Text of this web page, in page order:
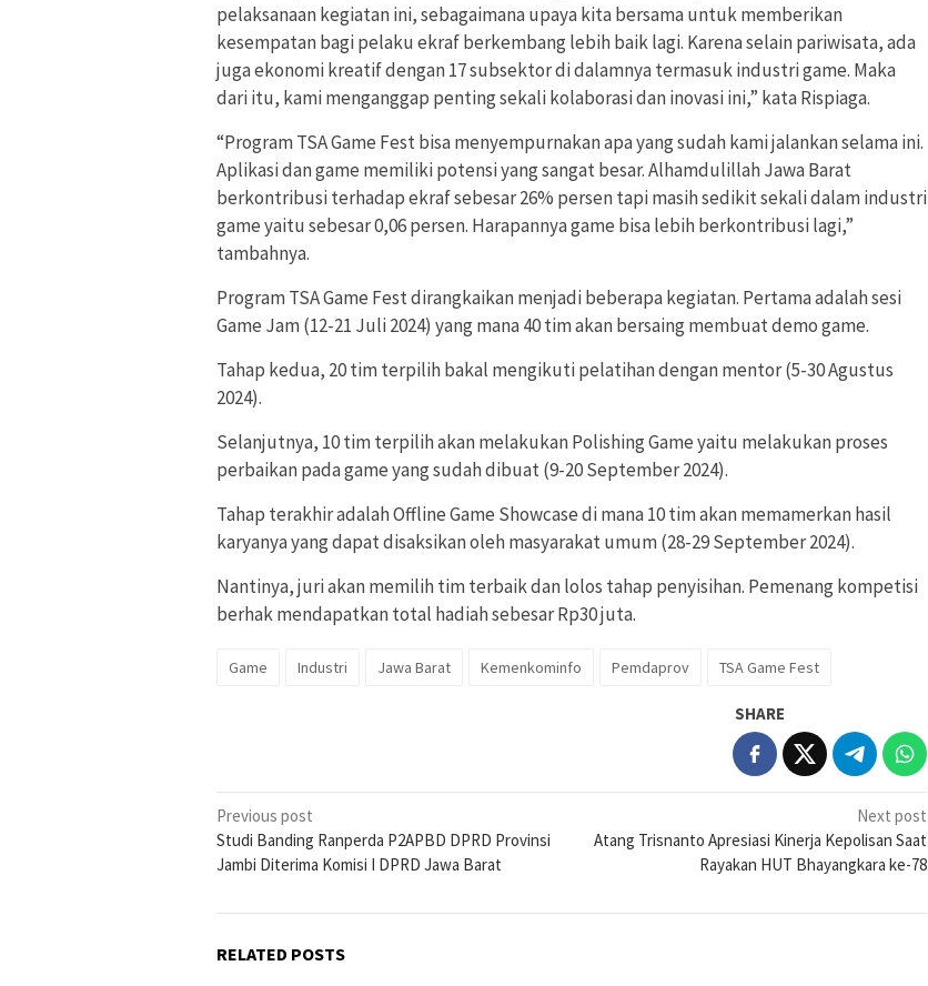
pelaksanaan kegiatan ini, sebagaimana upaya kita bersama untuk memberikan
kesempatan bagi pelaku ekraf berkembang lebih baik lagi. Karena selain pariwisata, ada
juga ekonomi kreatif dengan 17 subsektor di dalamnya termasuk industri game. Maka
dari itu, kami menganggap penting sekali kolaborasi dan inovasi ini,” kata Rispiaga.
“Program TSA Game Fest bisa menyempurnakan apa yang sudah kami jalankan selama ini.
Aplikasi dan game memiliki potensi yang sangat besar. Alhamdulillah Jawa Barat
berkontribusi terhadap ekraf sebesar 26% persen tapi masih sedikit sekali dalam industri
game yaitu sebesar 0,06 persen. Harapannya game bisa lebih berkontribusi lagi,”
tambahnya.
Program TSA Game Fest dirangkaikan menjadi beberapa kegiatan. Pertama adalah sesi
Game Jam (12-21 Juli 2024) yang mana 40 tim akan bersaing membuat demo game.
Tahap kedua, 20 tim terpilih bakal mengikuti pelatihan dengan mentor (5-30 Agustus
2024).
Selanjutnya, 10 tim terpilih akan melakukan Polishing Game yaitu melakukan proses
perbaikan pada game yang sudah dibuat (9-20 September 2024).
Tahap terakhir adalah Offline Game Showcase di mana 10 tim akan memamerkan hasil
karyanya yang dapat disaksikan oleh masyarakat umum (28-29 September 2024).
Nantinya, juri akan memilih tim terbaik dan lolos tahap penyisihan. Pemenang kompetisi
berhak mendapatkan total hadiah sebesar Rp30 juta.
Game Industri Jawa Barat Kemenkominfo Pemdaprov TSA Game Fest
SHARE
Post
navigation
Previous post
Studi Banding Ranperda P2APBD DPRD Provinsi
Jambi Diterima Komisi I DPRD Jawa Barat
Next post
Atang Trisnanto Apresiasi Kinerja Kepolisan Saat
Rayakan HUT Bhayangkara ke-78
RELATED POSTS